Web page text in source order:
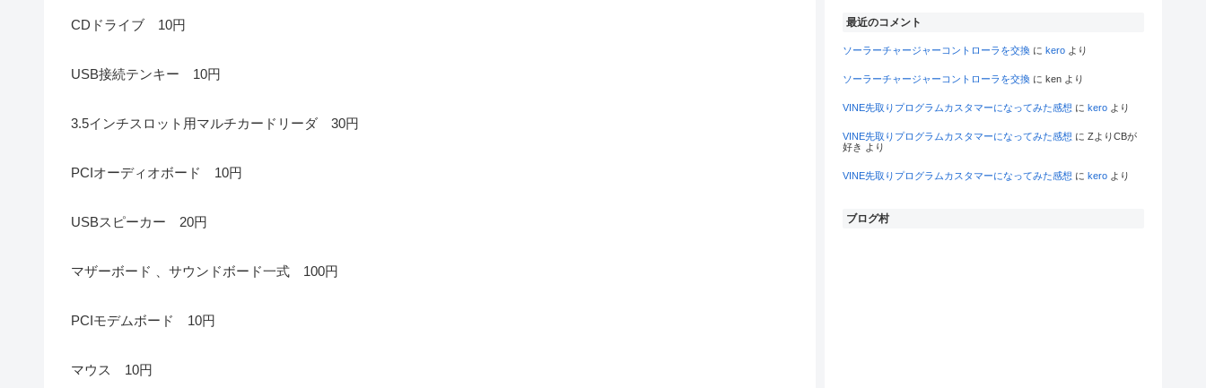
CDドライブ 10円
USB接続テンキー 10円
3.5インチスロット用マルチカードリーダ 30円
PCIオーディオボード 10円
USBスピーカー 20円
マザーボード 、サウンドボード一式 100円
PCIモデムボード 10円
マウス 10円
最近のコメント
ソーラーチャージャーコントローラを交換 に kero より
ソーラーチャージャーコントローラを交換 に ken より
VINE先取りプログラムカスタマーになってみた感想 に kero より
VINE先取りプログラムカスタマーになってみた感想 に ZよりCBが
好き より
VINE先取りプログラムカスタマーになってみた感想 に kero より
ブログ村